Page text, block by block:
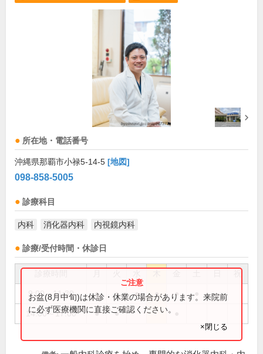
所在地・電話番号
沖縄県那覇市小禄5-14-5 [地図]
098-858-5005
診療科目
内科 消化器内科 内視鏡内科
診療/受付時間・休診日
9:00～11:30 ● ● ● ● ●
14:00～17:00 ● ●
お盆(8月中旬)は休診・休業の場合があります。来院前
に必ず医療機関に直接ご確認ください。
×閉じる